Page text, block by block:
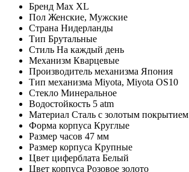
Бренд Max XL
Пол Женские, Мужские
Страна Нидерланды
Тип Брутальные
Стиль На каждый день
Механизм Кварцевые
Производитель механизма Япония
Тип механизма Miyota, Miyota OS10
Стекло Минеральное
Водостойкость 5 atm
Материал Сталь с золотым покрытием
Форма корпуса Круглые
Размер часов 47 мм
Размер корпуса Крупные
Цвет циферблата Белый
Цвет корпуса Розовое золото